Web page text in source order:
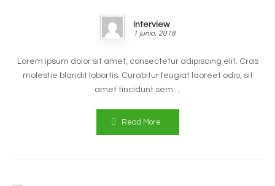
Interview
1 junio, 2018
Lorem ipsum dolor sit amet, consectetur adipiscing elit. Cras
molestie blandit lobortis. Curabitur feugiat laoreet odio, sit
amet tincidunt sem ...
Read More